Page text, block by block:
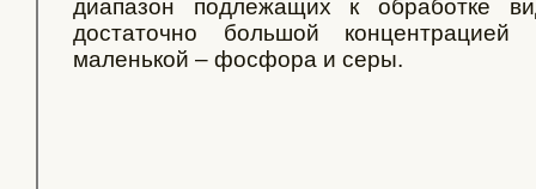
диапазон подлежащих к обработке
достаточно большой
маленькой – фосфора и серы.